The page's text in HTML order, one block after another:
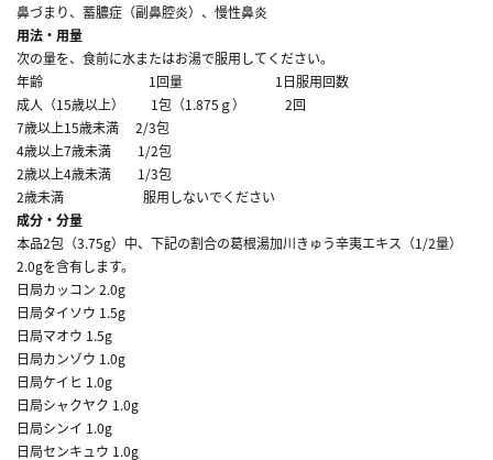
鼻づまり、蓄膿症（副鼻腔炎）、慢性鼻炎
用法・用量
次の量を、食前に水またはお湯で服用してください。
年齢 1回量 1日服用回数
成人（15歳以上） 1包（1.875ｇ） 2回
7歳以上15歳未満 2/3包
4歳以上7歳未満 1/2包
2歳以上4歳未満 1/3包
2歳未満 服用しないでください
成分・分量
本品2包（3.75g）中、下記の割合の葛根湯加川きゅう辛夷エキス（1/2量）
2.0gを含有します。
日局カッコン 2.0g
日局タイソウ 1.5g
日局マオウ 1.5g
日局カンゾウ 1.0g
日局ケイヒ 1.0g
日局シャクヤク 1.0g
日局シンイ 1.0g
日局センキュウ 1.0g